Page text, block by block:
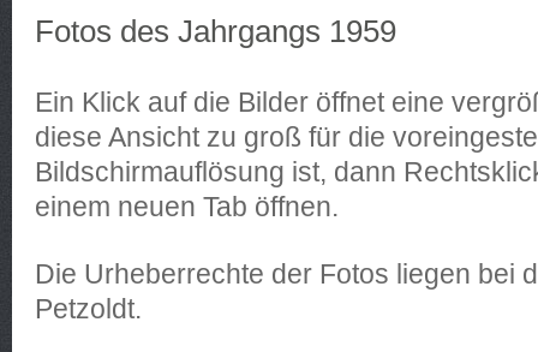
Fotos des Jahrgangs 1959
Ein Klick auf die Bilder öffnet eine
diese Ansicht zu groß für die
Bildschirmauflösung ist, dann
einem neuen Tab öffnen.
Die Urheberrechte der Fotos liegen bei
Petzoldt.